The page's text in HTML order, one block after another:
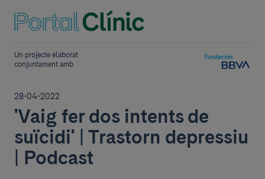
Un projecte elaborat
conjuntament amb
28-04-2022
'Vaig fer dos intents de
suïcidi' | Trastorn depressiu
| Podcast